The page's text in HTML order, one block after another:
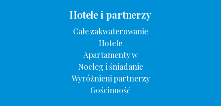
Hotele i partnerzy
Całe zakwaterowanie
Hotele
Apartamenty w
Nocleg i śniadanie
Wyróżnieni partnerzy
Gościnność